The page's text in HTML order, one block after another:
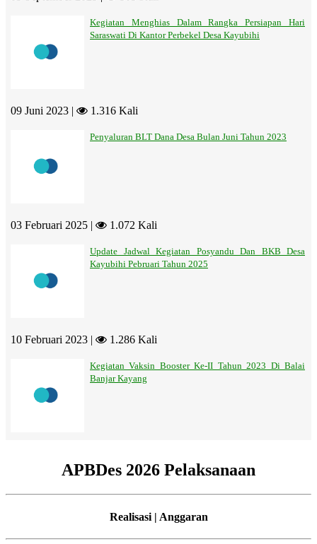
Kegiatan Menghias Dalam Rangka Persiapan Hari
Saraswati Di Kantor Perbekel Desa Kayubihi
09 Juni 2023 | 1.316 Kali
Penyaluran BLT Dana Desa Bulan Juni Tahun 2023
03 Februari 2025 | 1.072 Kali
Update Jadwal Kegiatan Posyandu Dan BKB Desa
Kayubihi Pebruari Tahun 2025
10 Februari 2023 | 1.286 Kali
Kegiatan Vaksin Booster Ke-II Tahun 2023 Di Balai
Banjar Kayang
APBDes 2026 Pelaksanaan
Realisasi | Anggaran